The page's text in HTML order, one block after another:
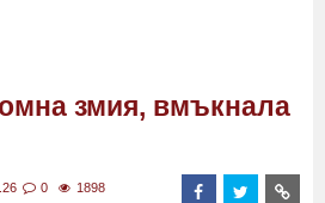
змия, вмъкнала
0 1898